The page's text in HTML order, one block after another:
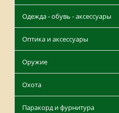
Одежда - обувь - аксессуары
Оптика и аксессуары
Оружие
Охота
Паракорд и фурнитура